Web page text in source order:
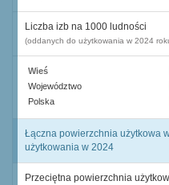
Liczba izb na 1000 ludności
(oddanych do użytkowania w 2024
Wieś
Województwo
Polska
Łączna powierzchnia użytkowa
użytkowania w 2024
Przeciętna powierzchnia